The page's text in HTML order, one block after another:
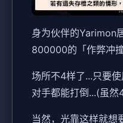
身为伙伴的Yarimon
800000的「作弊冲撞
场所不4样了...只要
对手都能打倒...(虽
当然，光靠这样就想